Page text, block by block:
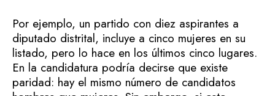
Por ejemplo, un partido con diez aspirantes a
diputado distrital, incluye a cinco mujeres en su
listado, pero lo hace en los últimos cinco lugares.
En la candidatura podría decirse que existe
paridad: hay el mismo número de candidatos